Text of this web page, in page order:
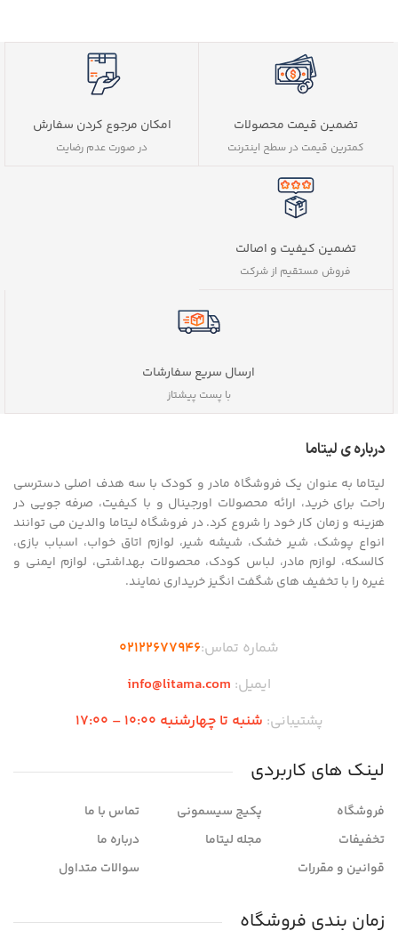
تضمین قیمت محصولات
کمترین قیمت در سطح اینترنت
امکان مرجوع کردن سفارش
در صورت عدم رضایت
تضمین کیفیت و اصالت
فروش مستقیم از شرکت
ارسال سریع سفارشات
با پست پیشتاز
درباره ی لیتاما
لیتاما به عنوان یک فروشگاه مادر و کودک با سه هدف اصلی دسترسی
راحت برای خرید، ارائه محصولات اورجینال و با کیفیت، صرفه جویی در
هزینه و زمان کار خود را شروع کرد. در فروشگاه لیتاما والدین می توانند
انواع پوشک، شیر خشک، شیشه شیر، لوازم اتاق خواب، اسباب بازی،
کالسکه، لوازم مادر، لباس کودک، محصولات بهداشتی، لوازم ایمنی و
غیره را با تخفیف های شگفت انگیز خریداری نمایند.
شماره تماس:02122677946
ایمیل: info@litama.com
پشتیبانی: شنبه تا چهارشنبه 10:00 – 17:00
لینک های کاربردی
فروشگاه
تخفیفات
قوانین و مقررات
پکیج سیسمونی
مجله لیتاما
تماس با ما
درباره ما
سوالات متداول
زمان بندی فروشگاه